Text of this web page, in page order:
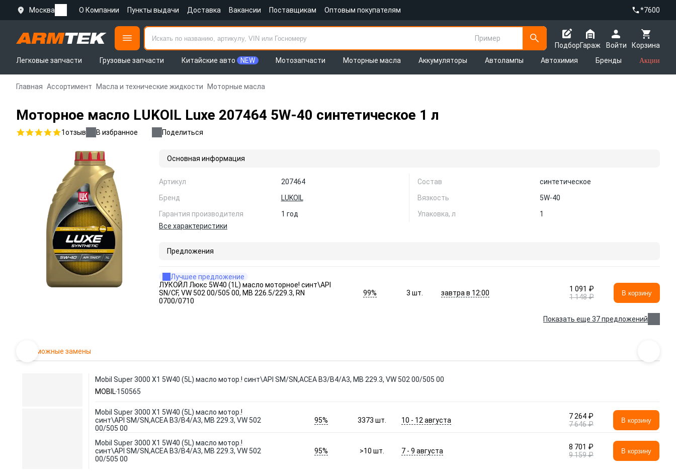
Москва О Компании Пункты выдачи Доставка Вакансии Поставщикам Оптовым покупателям *7600
Пример
Подбор
Корзина
Гараж
Войти
Легковые запчасти
Грузовые запчасти Китайские авто NEW Мотозапчасти Моторные масла Аккумуляторы Автолампы Автохимия Бренды Акции
Главная Ассортимент Масла и технические жидкости Моторные масла
Моторное масло LUKOIL Luxe 207464 5W-40 синтетическое 1 л
1отзыв В избранное Поделиться
Основная информация
Артикул
207464
Бренд
LUKOIL
Гарантия производителя
1 год
Состав
синтетическое
Вязкость
5W-40
Упаковка, л
1
Все характеристики
Предложения
Лучшее предложение
ЛУКОЙЛ Люкс 5W40 (1L) масло моторное! синт\API
SN/CF, VW 502 00/505 00, MB 226.5/229.3, RN
0700/0710
99% 3шт. завтра в 12:00
1 091 ₽
1 148 ₽
В корзину
Показать еще 37 предложений
Возможные замены
Mobil Super 3000 X1 5W40 (5L) масло мотор.! синт\API SM/SN,ACEA B3/B4/A3, MB 229.3, VW 502 00/505 00
MOBIL150565
Mobil Super 3000 X1 5W40 (5L) масло мотор.!
синт\API SM/SN,ACEA B3/B4/A3, MB 229.3, VW 502
00/505 00
95% 3373шт. 10 - 12 августа
7 264 ₽
7 646 ₽
В корзину
Mobil Super 3000 X1 5W40 (5L) масло мотор.!
синт\API SM/SN,ACEA B3/B4/A3, MB 229.3, VW 502
00/505 00
95% >10шт. 7 - 9 августа
8 701 ₽
9 159 ₽
В корзину